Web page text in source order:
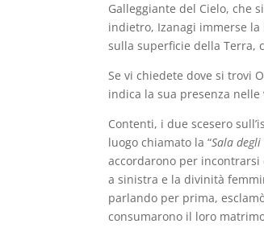
Galleggiante del Cielo, che
indietro, Izanagi immerse
sulla superficie della Terra,
Se vi chiedete dove si trovi
indica la sua presenza nelle
Contenti, i due scesero
luogo chiamato la “Sala
accordarono per
a sinistra e la divinità
parlando per prima,
consumarono il loro